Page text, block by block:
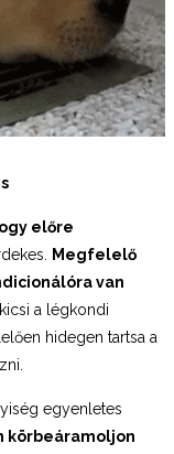
előre
Megfelelő
van
a légkondi
hidegen tartsa a
egyenletes
körbeáramoljon